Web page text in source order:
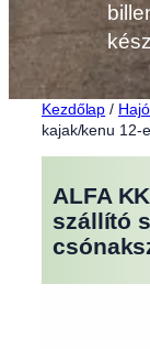
Kezdőlap /
kajak/kenu 12-
ALFA
szállító